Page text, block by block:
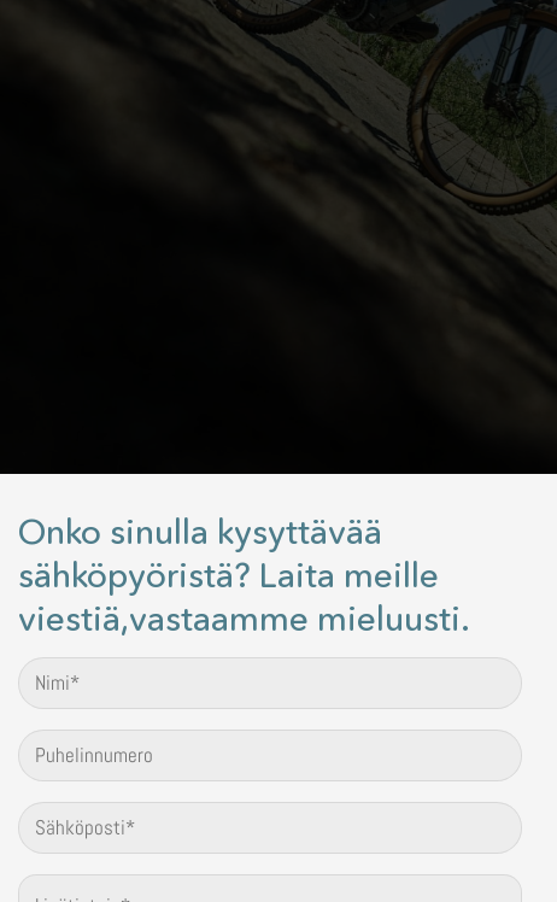
Onko sinulla kysyttävää
sähköpyöristä? Laita meille
viestiä,vastaamme mieluusti.